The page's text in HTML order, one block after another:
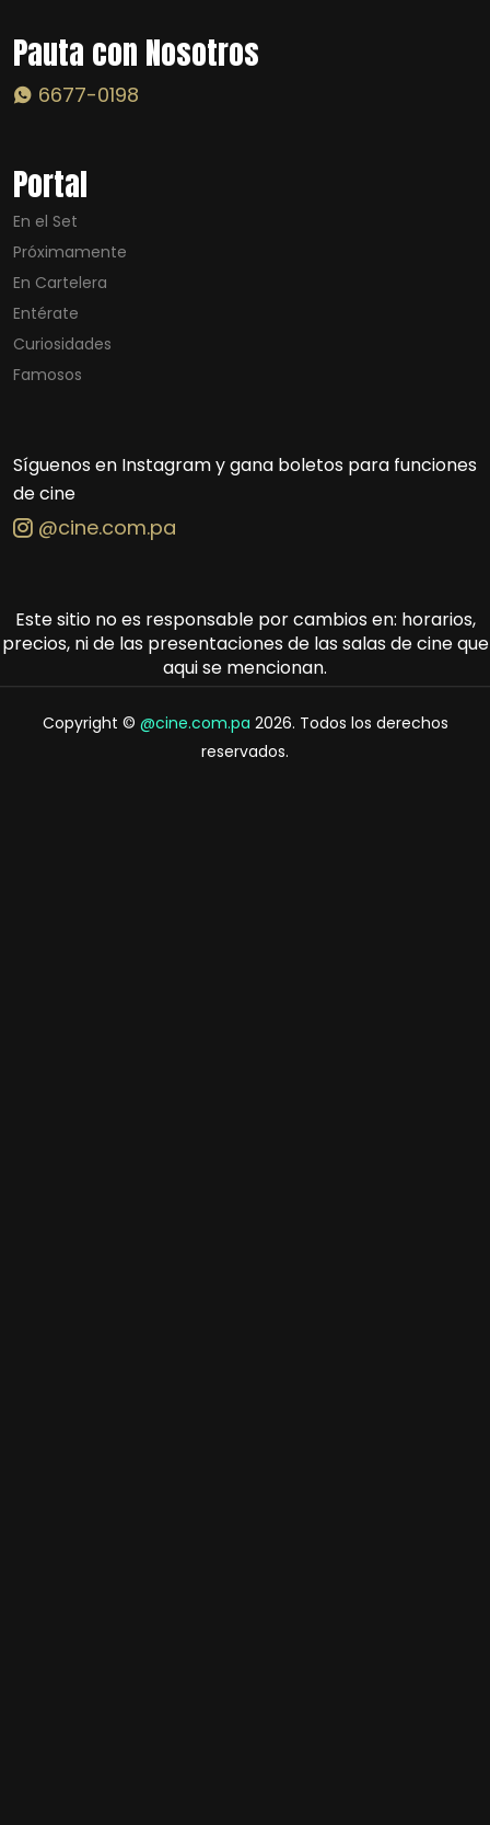
Pauta con Nosotros
6677-0198
Portal
En el Set
Próximamente
En Cartelera
Entérate
Curiosidades
Famosos
Síguenos en Instagram y gana boletos para funciones
de cine
@cine.com.pa
Este sitio no es responsable por cambios en: horarios,
precios, ni de las presentaciones de las salas de cine que
aqui se mencionan.
Copyright © @cine.com.pa 2026. Todos los derechos
reservados.